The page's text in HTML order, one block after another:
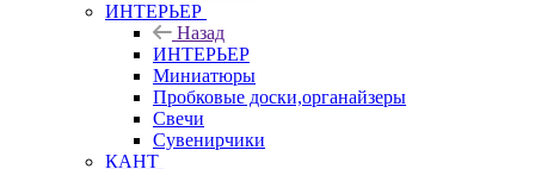
ИНТЕРЬЕР
Назад
ИНТЕРЬЕР
Миниатюры
Пробковые доски,органайзеры
Свечи
Сувенирчики
КАНТ